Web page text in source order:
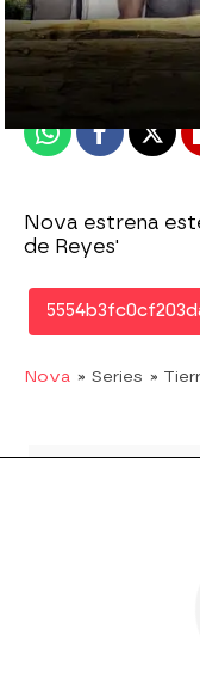
Nova
Publicado:
WhatsappFacebook
X
Nova estrena
de Reyes'
Nova » Series »